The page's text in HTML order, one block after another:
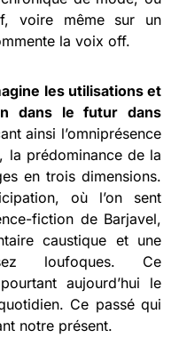
voire même sur un
la voix off.
les utilisations et
dans le futur dans
ainsi l’omniprésence
la prédominance de la
en trois dimensions.
où l’on sent
fiction de Barjavel,
caustique et une
loufoques. Ce
aujourd’hui le
Ce passé qui
notre présent.